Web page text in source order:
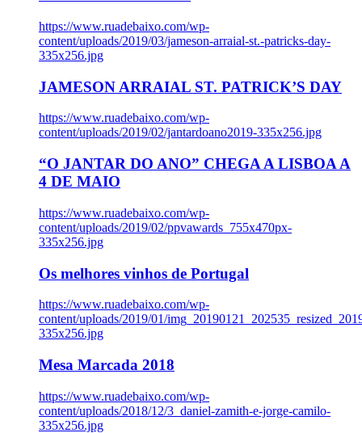
https://www.ruadebaixo.com/wp-
content/uploads/2019/03/jameson-arraial-st.-patricks-day-
335x256.jpg
JAMESON ARRAIAL ST. PATRICK’S DAY
https://www.ruadebaixo.com/wp-
content/uploads/2019/02/jantardoano2019-335x256.jpg
“O JANTAR DO ANO” CHEGA A LISBOA A
4 DE MAIO
https://www.ruadebaixo.com/wp-
content/uploads/2019/02/ppvawards_755x470px-
335x256.jpg
Os melhores vinhos de Portugal
https://www.ruadebaixo.com/wp-
content/uploads/2019/01/
335x256.jpg
Mesa Marcada 2018
https://www.ruadebaixo.com/wp-
content/uploads/2018/12/3_daniel-zamith-e-jorge-camilo-
335x256.jpg